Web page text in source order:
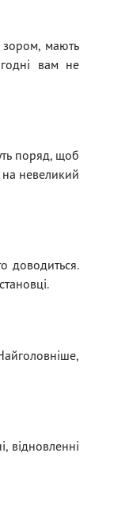
мають
вам не
поряд, щоб
на невеликий
доводиться.
відновленні